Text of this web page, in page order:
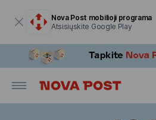
Nova Post mobilioji programa
Atsisiųskite Google Play